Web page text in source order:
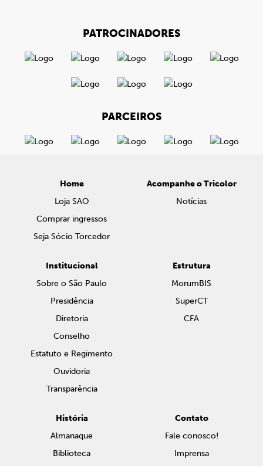
PATROCINADORES
PARCEIROS
Home
Loja SAO
Comprar ingressos
Seja Sócio Torcedor
Acompanhe o Tricolor
Notícias
Institucional
Sobre o São Paulo
Presidência
Diretoria
Conselho
Estatuto e Regimento
Ouvidoria
Transparência
Estrutura
MorumBIS
SuperCT
CFA
História
Almanaque
Biblioteca
Contato
Fale conosco!
Imprensa